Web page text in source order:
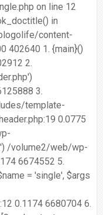
修,
價
公
司
網
路/
方
案
on line 12
in
content-
402640 1. {main}()
2.
3.
template-
0.0775
/volume2/web/wp-
6674552 5.
= 'single', $args
0.1174 6680704 6.